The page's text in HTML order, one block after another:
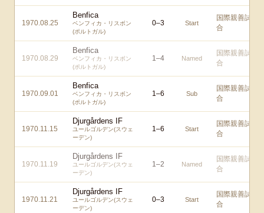
1970.08.25
Benfica
ベンフィカ・リスボン
(ポルトガル)
0–3 Start
国際親善試
合
1970.08.29
Benfica
ベンフィカ・リスボン
(ポルトガル)
1–4 Named
国際親善試
合
1970.09.01
Benfica
ベンフィカ・リスボン
(ポルトガル)
1–6 Sub
国際親善試
合
1970.11.15
Djurgårdens IF
ユールゴルデン(スウェ
ーデン)
1–6 Start
国際親善試
合
1970.11.19
Djurgårdens IF
ユールゴルデン(スウェ
ーデン)
1–2 Named
国際親善試
合
1970.11.21
Djurgårdens IF
ユールゴルデン(スウェ
ーデン)
0–3 Start
国際親善試
合